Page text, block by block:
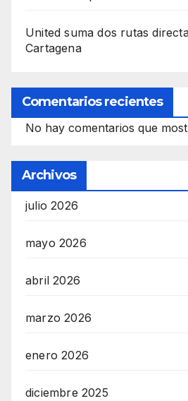
United suma dos rutas
Cartagena
Comentarios recientes
No hay comentarios que
Archivos
julio 2026
mayo 2026
abril 2026
marzo 2026
enero 2026
diciembre 2025